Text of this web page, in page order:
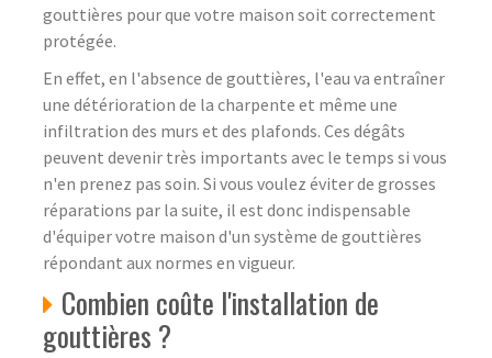
gouttières pour que votre maison soit correctement
protégée.
En effet, en l'absence de gouttières, l'eau va entraîner
une détérioration de la charpente et même une
infiltration des murs et des plafonds. Ces dégâts
peuvent devenir très importants avec le temps si vous
n'en prenez pas soin. Si vous voulez éviter de grosses
réparations par la suite, il est donc indispensable
d'équiper votre maison d'un système de gouttières
répondant aux normes en vigueur.
Combien coûte l'installation de
gouttières ?